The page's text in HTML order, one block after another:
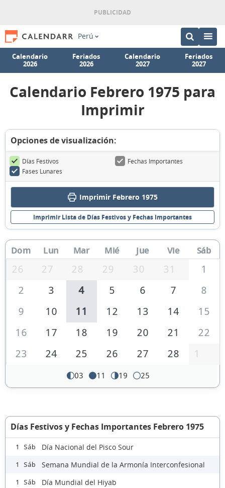
Perú
Calendario
2026
Feriados
2026
Calendario
2027
Feriados
2027
Calendario Febrero 1975 para
Imprimir
Opciones de visualización:
Días Festivos
Fechas Importantes
Fases Lunares
Imprimir Febrero 1975
Imprimir Lista de Días Festivos y Fechas Importantes
Dom Lun Mar Mié Jue Vie Sáb
26 27 28 29 30 31
1
2
3 4 5 6 7
8
9
10 11 12 13 14
15
16
17 18 19 20 21
22
23
24 25 26 27 28 1
03 11 19 25
Días Festivos y Fechas Importantes Febrero 1975
1 Sáb Día Nacional del Pisco Sour
1 Sáb Semana Mundial de la Armonía Interconfesional
1 Sáb Día Mundial del Hiyab